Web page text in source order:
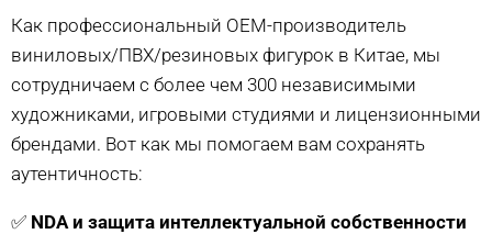
Как профессиональный OEM-производитель
виниловых/ПВХ/резиновых фигурок в Китае, мы
сотрудничаем с более чем 300 независимыми
художниками, игровыми студиями и лицензионными
брендами. Вот как мы помогаем вам сохранять
аутентичность:
✅ NDA и защита интеллектуальной собственности